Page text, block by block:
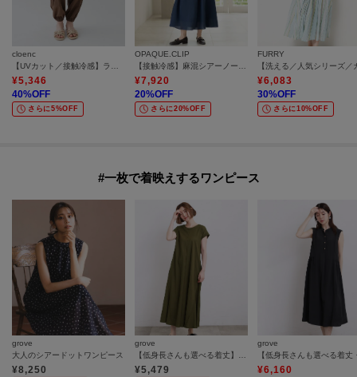
cloenc
¥5,346
40%OFF
さらに5%OFF
OPAQUE.CLIP
¥7,920
20%OFF
さらに20%OFF
FURRY
¥6,083
30%OFF
さらに10%OFF
#一枚で着映えするワンピース
grove
大人のシアードットワンピース
¥8,250
grove
【低身長さんも選べる着丈】モクロディフレンチワンピース
¥5,479
grove
¥6,160